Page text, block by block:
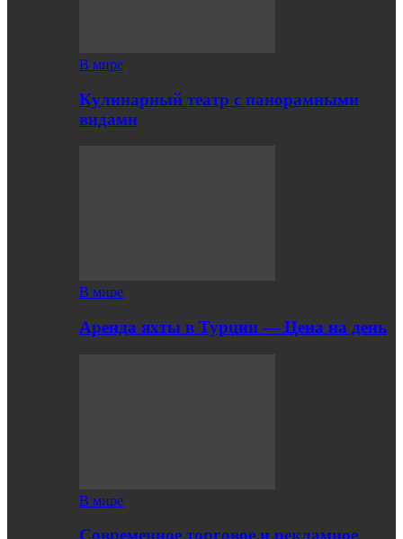
В мире
Кулинарный театр с панорамными
видами
В мире
Аренда яхты в Турции — Цена на день
В мире